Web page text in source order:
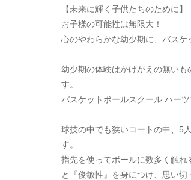
【未来に輝く子供たちのために】
お子様の可能性は無限大！
心のやわらかな幼少期に、バスケ
幼少期の体験はかけがえの無い
す。
バスケットボールスクール ハー
球技の中でも狭いコートの中、5
す。
指先を使ってボールに数多く触れ
と『俊敏性』を身につけ、思い